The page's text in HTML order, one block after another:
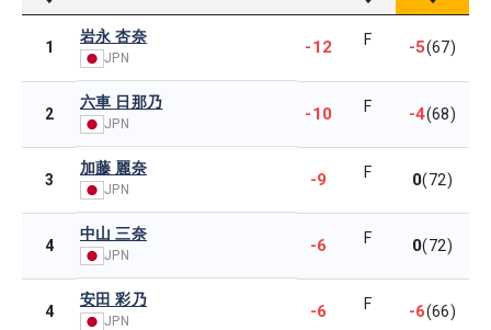
1
岩永 杏奈
JPN
-12 F -5(67)
2
六車 日那乃
JPN -10 F -4(68)
3
加藤 麗奈
JPN -9 F 0(72)
4
中山 三奈
JPN -6 F 0(72)
4
安田 彩乃
JPN -6 F -6(66)